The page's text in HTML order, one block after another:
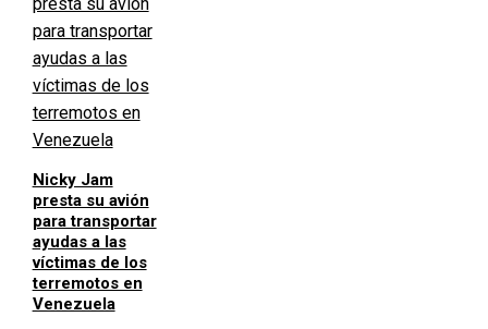
Nicky Jam
presta su avión
para transportar
ayudas a las
víctimas de los
terremotos en
Venezuela